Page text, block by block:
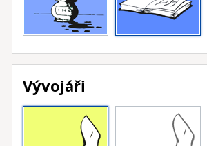
Vývojáři